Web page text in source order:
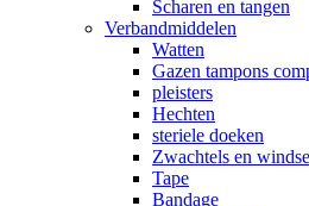
Scharen en tangen
Verbandmiddelen
Watten
Gazen tampons
pleisters
Hechten
steriele doeken
Zwachtels en
Tape
Bandage